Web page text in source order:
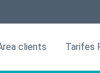
clients Tarifes